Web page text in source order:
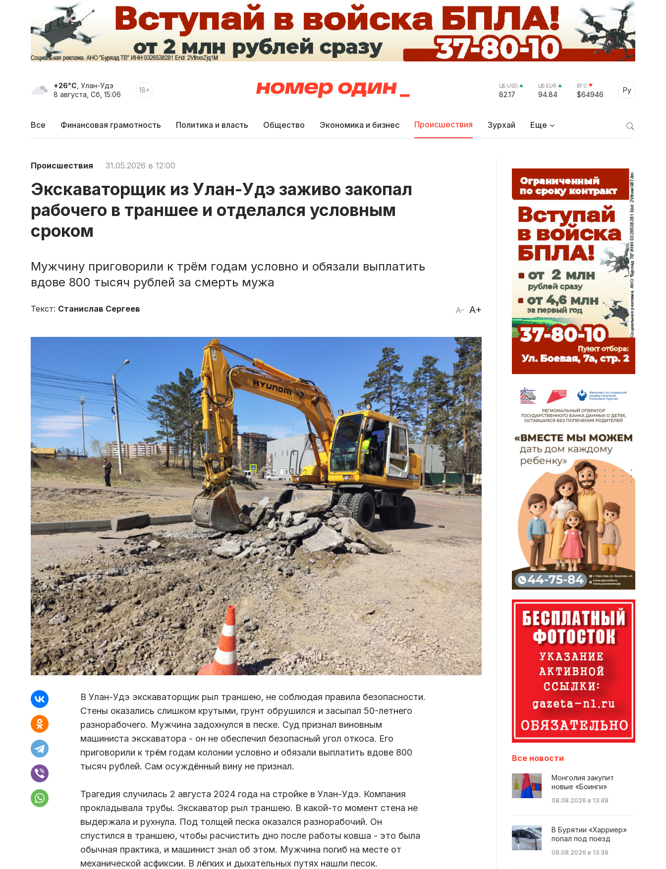
+26°C , Улан-Удэ
8 августа, Сб, 15:06
18+ ЦБ USD
82.17
ЦБ EUR
94.84
BTC
$64946
Ру
Select
Все Финансовая грамотность Политика и власть Общество Экономика и бизнес Происшествия Зурхай Еще
Происшествия 31.05.2026 в 12:00
Экскаваторщик из Улан-Удэ заживо закопал
рабочего в траншее и отделался условным
сроком
Мужчину приговорили к трём годам условно и обязали выплатить
вдове 800 тысяч рублей за смерть мужа
A- A+
Текст: Станислав Сергеев
В Улан-Удэ экскаваторщик рыл траншею, не соблюдая правила безопасности.
Стены оказались слишком крутыми, грунт обрушился и засыпал 50-летнего
разнорабочего. Мужчина задохнулся в песке. Суд признал виновным
машиниста экскаватора - он не обеспечил безопасный угол откоса. Его
приговорили к трём годам колонии условно и обязали выплатить вдове 800
тысяч рублей. Сам осуждённый вину не признал.
Трагедия случилась 2 августа 2024 года на стройке в Улан-Удэ. Компания
прокладывала трубы. Экскаватор рыл траншею. В какой-то момент стена не
выдержала и рухнула. Под толщей песка оказался разнорабочий. Он
спустился в траншею, чтобы расчистить дно после работы ковша - это была
обычная практика, и машинист знал об этом. Мужчина погиб на месте от
механической асфиксии. В лёгких и дыхательных путях нашли песок.
Все новости
Монголия закупит
новые «Боинги»
08.08.2026 в 13:48
В Бурятии «Харриер»
попал под поезд
08.08.2026 в 13:39